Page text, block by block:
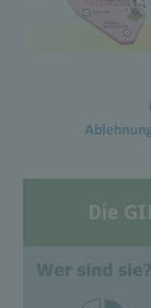
Die